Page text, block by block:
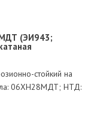
(ЭИ943;
стойкий на
06ХН28МДТ; НТД: